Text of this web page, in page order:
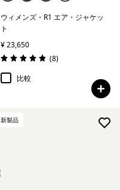
ウィメンズ・R1 エア・ジャケッ
ト
¥ 23,650
評価: 5.0 / 5
(8レビュー
)
比較
新製品